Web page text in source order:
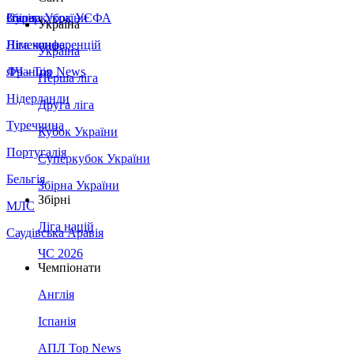
Збірна України
Італія
Німеччина
Франція
Нідерланди
Туреччина
Португалія
Бельгія
МЛС
Саудівська Аравія
Суперкубок УЄФА
Ліга конференцій
ЛЧ - Top News
Україна
Україна
Перша ліга
Друга ліга
Кубок України
Суперкубок України
Збірна України
Збірні
Ліга націй
ЧС 2026
Чемпіонати
Англія
Іспанія
АПЛ Top News